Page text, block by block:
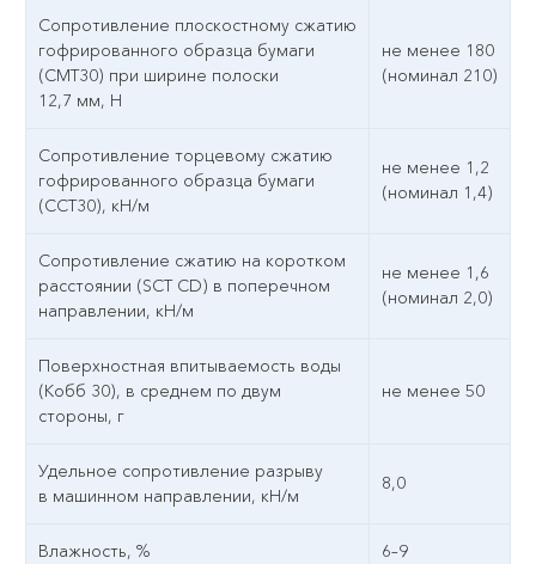
Сопротивление плоскостному сжатию
гофрированного образца бумаги
(СМТ30) при ширине полоски
12,7 мм, Н
не менее 180
(номинал 210)
Сопротивление торцевому сжатию
гофрированного образца бумаги
(ССТ30), кН/м
не менее 1,2
(номинал 1,4)
Сопротивление сжатию на коротком
расстоянии (SCT CD) в поперечном
направлении, кН/м
не менее 1,6
(номинал 2,0)
Поверхностная впитываемость воды
(Кобб 30), в среднем по двум
стороны, г
не менее 50
Удельное сопротивление разрыву
в машинном направлении, кН/м
8,0
Влажность, % 6–9